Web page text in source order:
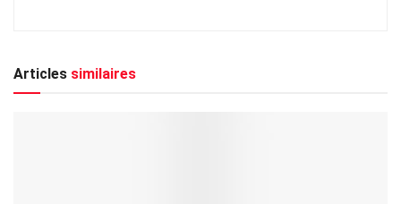
Articles similaires